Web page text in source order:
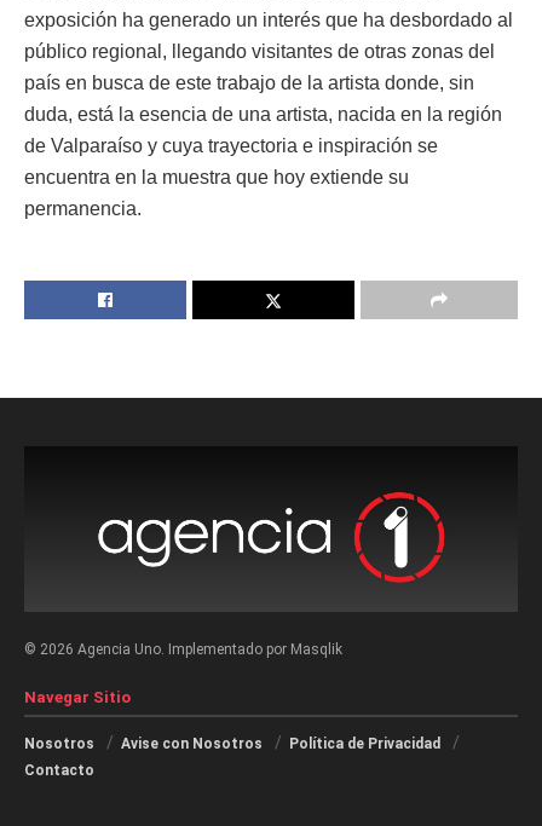
exposición ha generado un interés que ha desbordado al
público regional, llegando visitantes de otras zonas del
país en busca de este trabajo de la artista donde, sin
duda, está la esencia de una artista, nacida en la región
de Valparaíso y cuya trayectoria e inspiración se
encuentra en la muestra que hoy extiende su
permanencia.
© 2026 Agencia Uno. Implementado por Masqlik
Navegar Sitio
Nosotros Avise con Nosotros
Política de Privacidad
Contacto